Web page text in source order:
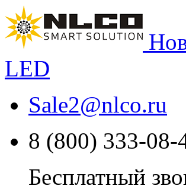
LED
Sale2@nlco.ru
8 (800) 333-08-
Бесплатный